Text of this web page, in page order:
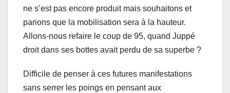
ne s’est pas encore produit mais souhaitons et
parions que la mobilisation sera à la hauteur.
Allons-nous refaire le coup de 95, quand Juppé
droit dans ses bottes avait perdu de sa superbe ?
Difficile de penser à ces futures manifestations
sans serrer les poings en pensant aux